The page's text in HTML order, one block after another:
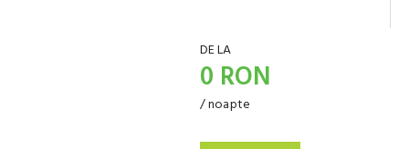
DE LA
0 RON
/ noapte